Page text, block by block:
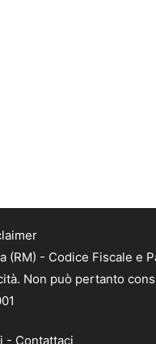
- Codice Fiscale e
Non può pertanto
- Contattaci